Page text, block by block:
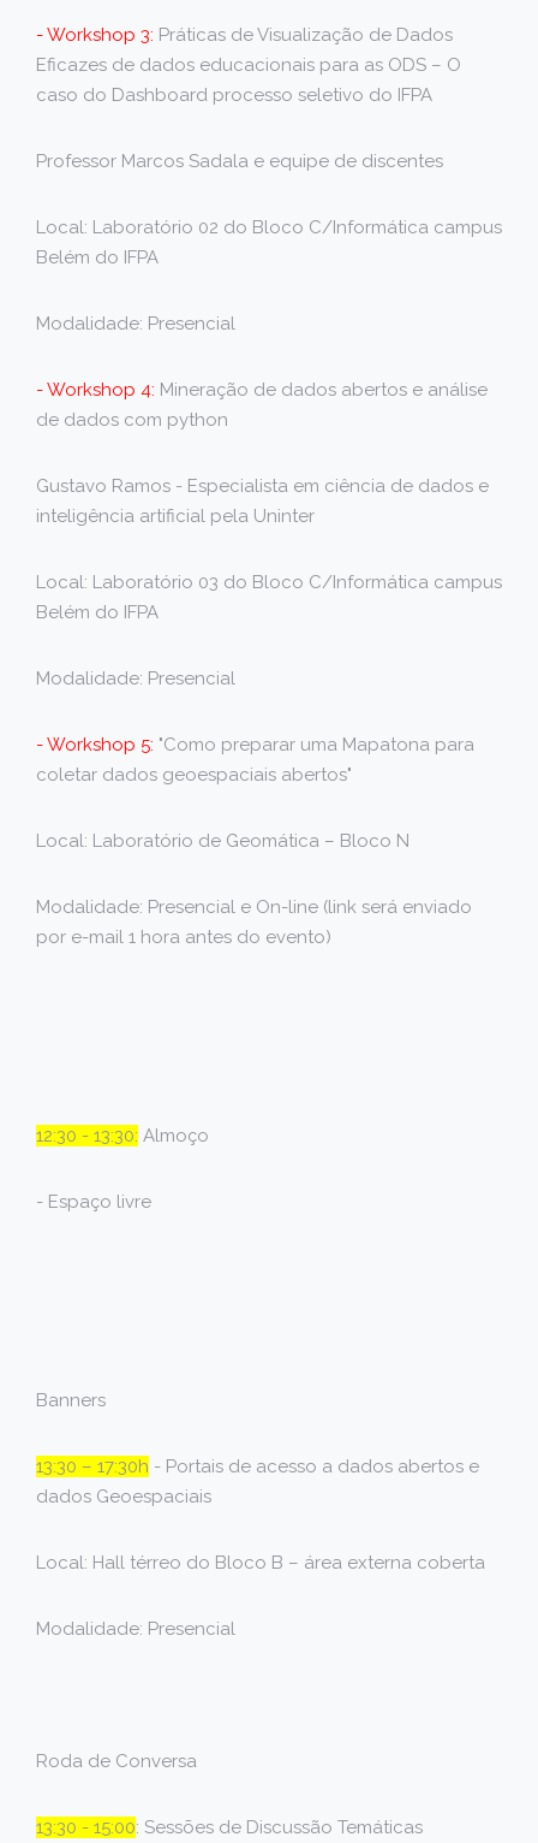
- Workshop 3: Práticas de Visualização de Dados
Eficazes de dados educacionais para as ODS – O
caso do Dashboard processo seletivo do IFPA
Professor Marcos Sadala e equipe de discentes
Local: Laboratório 02 do Bloco C/Informática campus
Belém do IFPA
Modalidade: Presencial
- Workshop 4: Mineração de dados abertos e análise
de dados com python
Gustavo Ramos - Especialista em ciência de dados e
inteligência artificial pela Uninter
Local: Laboratório 03 do Bloco C/Informática campus
Belém do IFPA
Modalidade: Presencial
- Workshop 5: "Como preparar uma Mapatona para
coletar dados geoespaciais abertos"
Local: Laboratório de Geomática – Bloco N
Modalidade: Presencial e On-line (link será enviado
por e-mail 1 hora antes do evento)
12:30 - 13:30: Almoço
- Espaço livre
Banners
13:30 – 17:30h - Portais de acesso a dados abertos e
dados Geoespaciais
Local: Hall térreo do Bloco B – área externa coberta
Modalidade: Presencial
Roda de Conversa
13:30 - 15:00: Sessões de Discussão Temáticas